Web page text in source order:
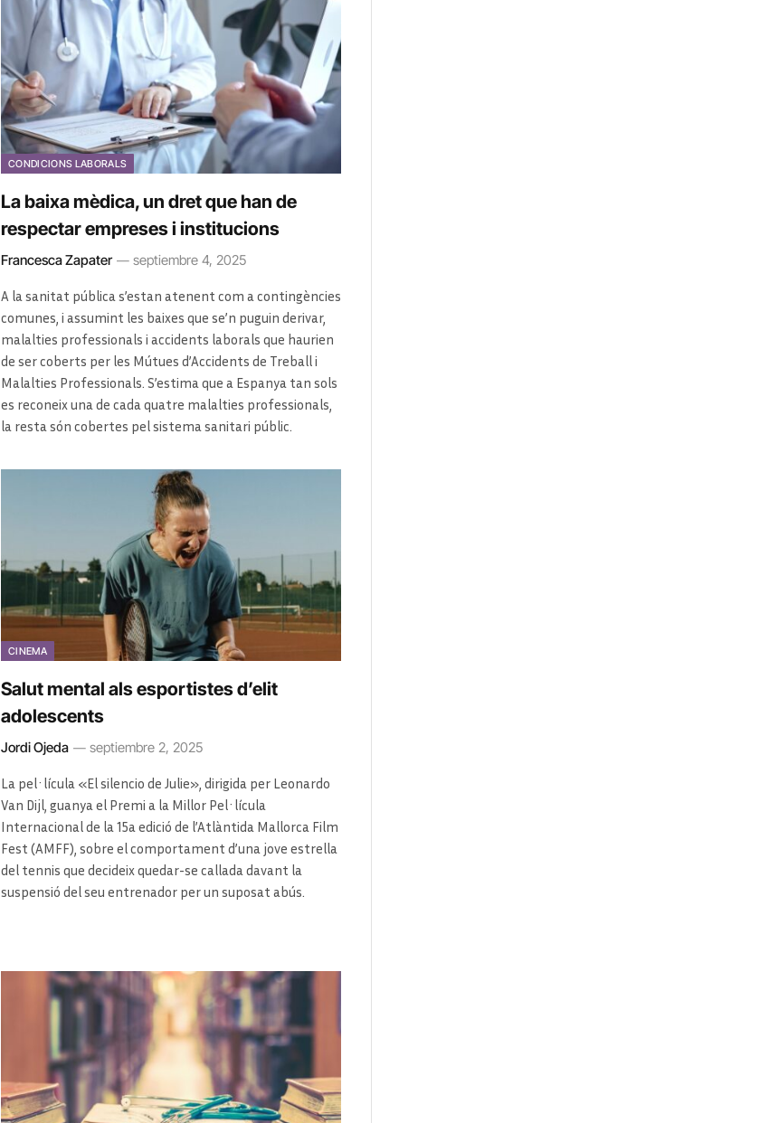
CONDICIONS LABORALS
La baixa mèdica, un dret que han de
respectar empreses i institucions
Francesca Zapater septiembre 4, 2025
A la sanitat pública s’estan atenent com a contingències
comunes, i assumint les baixes que se’n puguin derivar,
malalties professionals i accidents laborals que haurien
de ser coberts per les Mútues d’Accidents de Treball i
Malalties Professionals. S’estima que a Espanya tan sols
es reconeix una de cada quatre malalties professionals,
la resta són cobertes pel sistema sanitari públic.
CINEMA
Salut mental als esportistes d’elit
adolescents
Jordi Ojeda septiembre 2, 2025
La pel·lícula «El silencio de Julie», dirigida per Leonardo
Van Dijl, guanya el Premi a la Millor Pel·lícula
Internacional de la 15a edició de l’Atlàntida Mallorca Film
Fest (AMFF), sobre el comportament d’una jove estrella
del tennis que decideix quedar-se callada davant la
suspensió del seu entrenador per un suposat abús.